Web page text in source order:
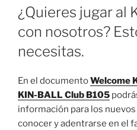
EL
¿Quieres jugar al
con nosotros?
necesitas.
En el documentoWelcome
KIN-BALL Club B105
información para los
conocer y adentrarse en el